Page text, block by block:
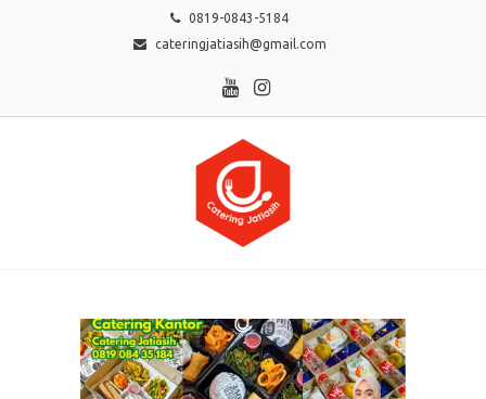
0819-0843-5184
cateringjatiasih@gmail.com